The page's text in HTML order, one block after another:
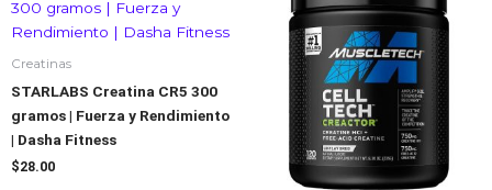
Creatinas
STARLABS Creatina CR5 300
gramos | Fuerza y Rendimiento
| Dasha Fitness
$28.00